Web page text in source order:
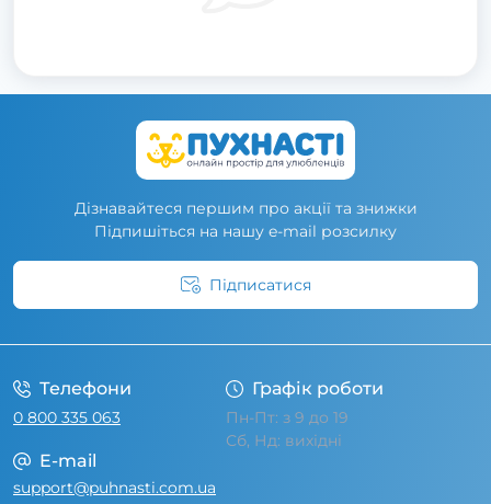
Дізнавайтеся першим про акції та знижки
Підпишіться на нашу e-mail розсилку
Підписатися
Телефони
0 800 335 063
Графік роботи
Пн-Пт: з 9 до 19
Сб, Нд: вихідні
E-mail
support@puhnasti.com.ua